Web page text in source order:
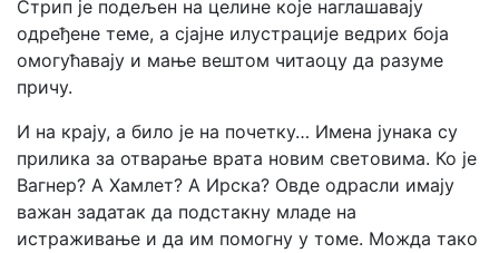
Стрип је подељен на целине које наглашавају
одређене теме, а сјајне илустрације ведрих боја
омогућавају и мање вештом читаоцу да разуме
причу.
И на крају, а било је на почетку… Имена јунака су
прилика за отварање врата новим световима. Ко је
Вагнер? А Хамлет? А Ирска? Овде одрасли имају
важан задатак да подстакну младе на
истраживање и да им помогну у томе. Можда тако